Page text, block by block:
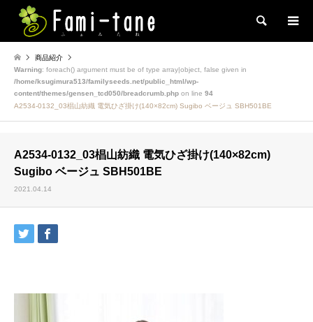
検索
商品紹介
Warning: foreach() argument must be of type array|object, false given in
/home/ksugimura513/familyseeds.net/public_html/wp-
content/themes/gensen_tcd050/breadcrumb.php on line 94
A2534-0132_03椙山紡織 電気ひざ掛け(140×82cm) Sugibo ベージュ SBH501BE
A2534-0132_03椙山紡織 電気ひざ掛け(140×82cm)
Sugibo ベージュ SBH501BE
2021.04.14